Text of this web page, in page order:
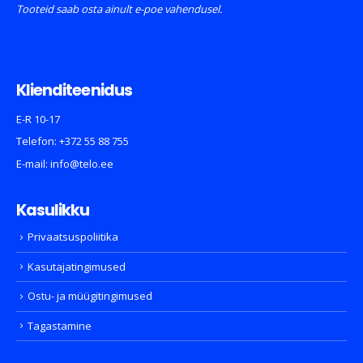
Tooteid saab osta ainult e-poe vahendusel.
Klienditeenidus
E-R 10-17
Telefon: +372 55 88 755
E-mail: info@telo.ee
Kasulikku
Privaatsuspoliitika
Kasutajatingimused
Ostu- ja müügitingimused
Tagastamine